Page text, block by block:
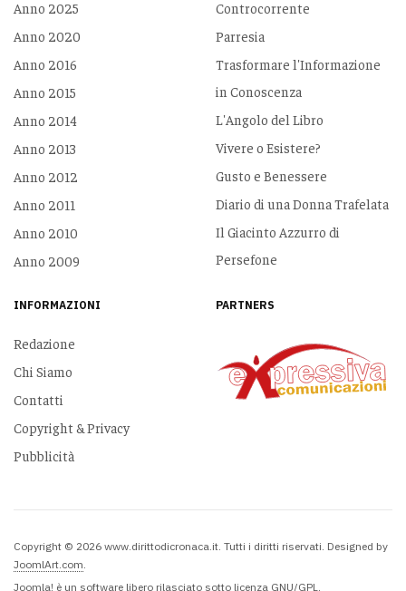
Anno 2025
Anno 2020
Anno 2016
Anno 2015
Anno 2014
Anno 2013
Anno 2012
Anno 2011
Anno 2010
Anno 2009
Controcorrente
Parresia
Trasformare l'Informazione
in Conoscenza
L'Angolo del Libro
Vivere o Esistere?
Gusto e Benessere
Diario di una Donna Trafelata
Il Giacinto Azzurro di
Persefone
INFORMAZIONI
Redazione
Chi Siamo
Contatti
Copyright & Privacy
Pubblicità
PARTNERS
Copyright © 2026 www.dirittodicronaca.it. Tutti i diritti riservati. Designed by
JoomlArt.com
Joomla! è un software libero rilasciato sotto licenza GNU/GPL.